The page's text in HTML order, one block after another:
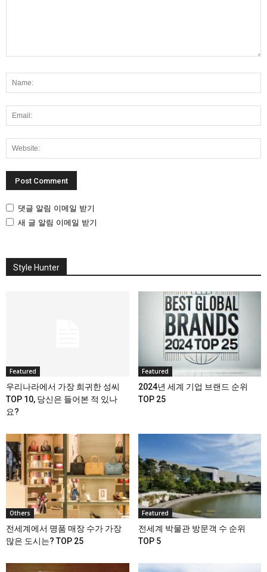
댓글 알림 이메일 받기
새 글 알림 이메일 받기
Style Hunter
Featured
우리나라에서 가장 희귀한 성씨
TOP 10, 당신은 들어본 적 있나
요?
Featured
2024년 세계 기업 브랜드 순위
TOP 25
Others
전세계에서 명품 매장 수가 가장
많은 도시는? TOP 25
Featured
전세계 박물관 방문객 수 순위
TOP 5